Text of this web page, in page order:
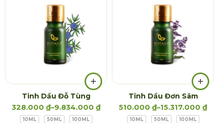
Tinh Dầu Đỗ Tùng
328.000 ₫–9.834.000 ₫
10ML 50ML 100ML
Tinh Dầu Đơn Sâm
510.000 ₫–15.317.000 ₫
10ML 50ML 100ML